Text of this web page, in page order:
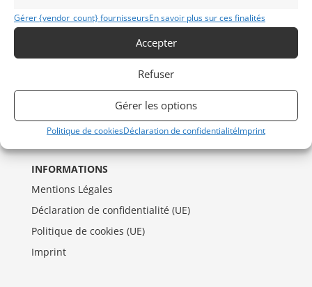
Gérer {vendor_count} fournisseursEn savoir plus sur ces finalités
Accepter
Refuser
Gérer les options
Politique de cookiesDéclaration de confidentialitéImprint
INFORMATIONS
Mentions Légales
Déclaration de confidentialité (UE)
Politique de cookies (UE)
Imprint